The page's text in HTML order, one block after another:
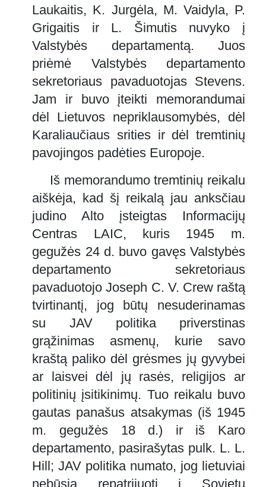
Laukaitis, K. Jurgėla, M. Vaidyla, P.
Grigaitis ir L. Šimutis nuvyko į
Valstybės departamentą. Juos
priėmė Valstybės departamento
sekretoriaus pavaduotojas Stevens.
Jam ir buvo įteikti memorandumai
dėl Lietuvos nepriklausomybės, dėl
Karaliaučiaus srities ir dėl tremtinių
pavojingos padėties Europoje.
Iš memorandumo tremtinių reikalu
aiškėja, kad šį reikalą jau anksčiau
judino Alto įsteigtas Informacijų
Centras LAIC, kuris 1945 m.
gegužės 24 d. buvo gavęs Valstybės
departamento sekretoriaus
pavaduotojo Joseph C. V. Crew raštą
tvirtinantį, jog būtų nesuderinamas
su JAV politika priverstinas
grąžinimas asmenų, kurie savo
kraštą paliko dėl grėsmes jų gyvybei
ar laisvei dėl jų rasės, religijos ar
politinių įsitikinimų. Tuo reikalu buvo
gautas panašus atsakymas (iš 1945
m. gegužės 18 d.) ir iš Karo
departamento, pasirašytas pulk. L. L.
Hill; JAV politika numato, jog lietuviai
nebūsią repatrijuoti į Sovietų